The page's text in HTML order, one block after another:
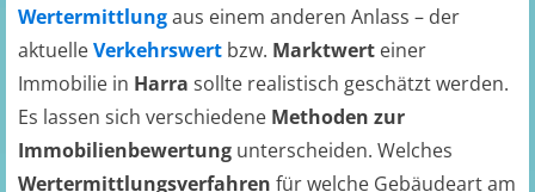
Wertermittlungaus einem anderen Anlass – der
aktuelleVerkehrswert bzw. Marktwert einer
Immobilie in Harra sollte realistisch geschätzt werden.
Es lassen sich verschiedene Methoden zur
Immobilienbewertung unterscheiden. Welches
Wertermittlungsverfahren für welche Gebäudeart am